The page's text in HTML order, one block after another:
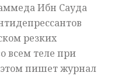
Ибн Сауда
резких
всем теле при
пишет журнал